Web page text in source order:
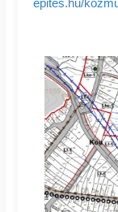
epites.hu/